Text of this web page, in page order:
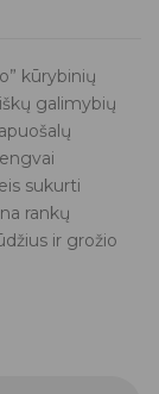
kūrybinių
galimybių
sukurti
rankų
ir grožio